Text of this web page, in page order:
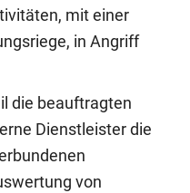
mit einer
in Angriff
die beauftragten
Dienstleister die
von